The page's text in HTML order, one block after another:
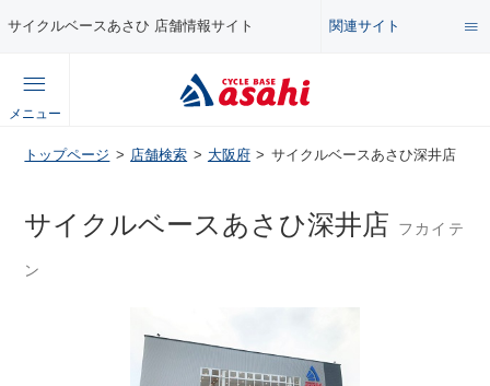
サイクルベースあさひ 店舗情報サイト 関連サイト
総合サイト
公式オンラインストア
企業情報サイト
メニュー
コンテンツ
特集・イベント
メンテナンス・カスタム講座
トップページ 店舗検索 大阪府 サイクルベースあさひ深井店
サイクルベースあさひ深井店 フカイテ
ン